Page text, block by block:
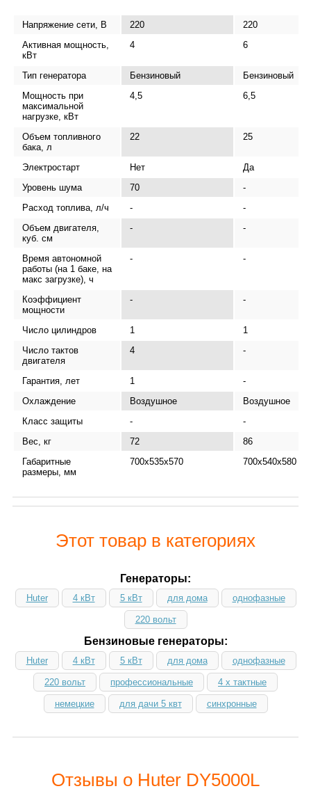
Напряжение сети, В 220
220
Активная мощность,
кВт
4 6
Тип генератора Бензиновый
Бензиновый
Мощность при
максимальной
нагрузке, кВт
4,5 6,5
Объем топливного
бака, л
22 25
Электростарт Нет
Да
Уровень шума
70
-
Расход топлива, л/ч
-
-
Объем двигателя,
куб. см
- -
Время автономной
работы (на 1 баке, на
макс загрузке), ч
- -
Коэффициент
мощности
- -
Число цилиндров 1
1
Число тактов
двигателя
4 -
Гарантия, лет 1
-
Охлаждение
Воздушное
Воздушное
Класс защиты
-
-
Вес, кг
72
86
Габаритные
размеры, мм
700х535х570 700x540x580
Этот товар в категориях
Генераторы:
Huter 4 кВт 5 кВт для дома однофазные
220 вольт
Бензиновые генераторы:
Huter 4 кВт 5 кВт для дома однофазные
220 вольт профессиональные 4 х тактные
немецкие для дачи 5 квт синхронные
Отзывы о Huter DY5000L